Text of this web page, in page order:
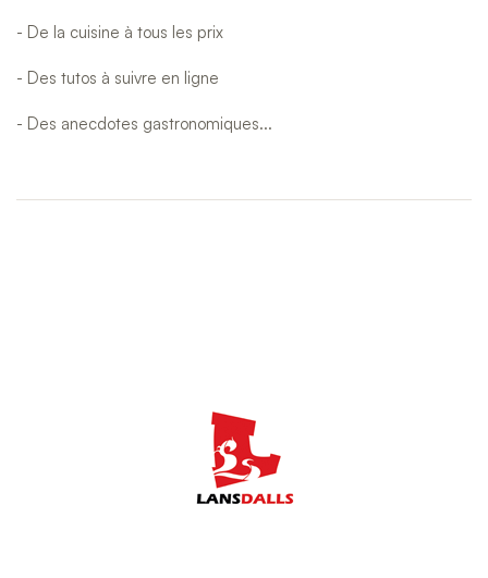
- De la cuisine à tous les prix
- Des tutos à suivre en ligne
- Des anecdotes gastronomiques...